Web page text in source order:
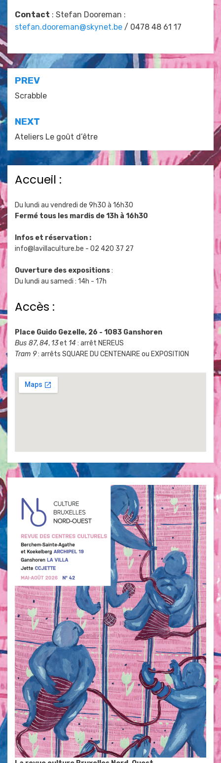
Contact : Stefan Dooreman :
stefan.dooreman@skynet.be / 0478 48 61 17
Navigation
de
l’article
PREV
Scrabble
NEXT
Ateliers Le goût d’être
Accueil :
Du lundi au vendredi de 9h30 à 16h30
Fermé tous les mardis de 13h à 16h30
Infos et réservation :
info@lavillaculture.be - 02 420 37 27
Ouverture des expositions:
Du lundi au samedi : 14h - 17h
Accès :
Place Guido Gezelle, 26 - 1083 Ganshoren
Bus 87,84, 13et 14 : arrêt NEREUS
Tram 9: arrêts SQUARE DU CENTENAIRE ou EXPOSITION